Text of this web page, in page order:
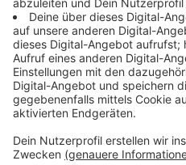
Laut der Stadt würden in
immer mehr Beschwerden
eingehen. Die Verwaltung
mit dem Corona-bedingten
Anzeige